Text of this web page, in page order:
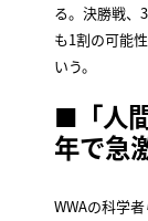
る。決勝戦、
も1割の可能
いう。
■「人
年で急
WWAの科学